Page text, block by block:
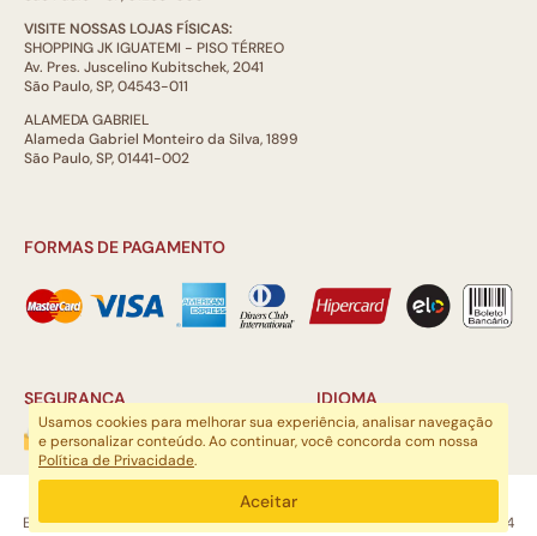
VISITE NOSSAS LOJAS FÍSICAS:
SHOPPING JK IGUATEMI - PISO TÉRREO
Av. Pres. Juscelino Kubitschek, 2041
São Paulo, SP, 04543-011
ALAMEDA GABRIEL
Alameda Gabriel Monteiro da Silva, 1899
São Paulo, SP, 01441-002
FORMAS DE PAGAMENTO
SEGURANÇA IDIOMA
ARTSOUL COMUNICAÇÃO DIGITAL LTDA | CNPJ: 29.752.781/0001-52
Escritório: Rua Quatá, 845 - Sala 2, Vila Olímpia, São Paulo, SP, 04546-044
Usamos cookies para melhorar sua experiência, analisar navegação
e personalizar conteúdo. Ao continuar, você concorda com nossa
Política de Privacidade.
Aceitar